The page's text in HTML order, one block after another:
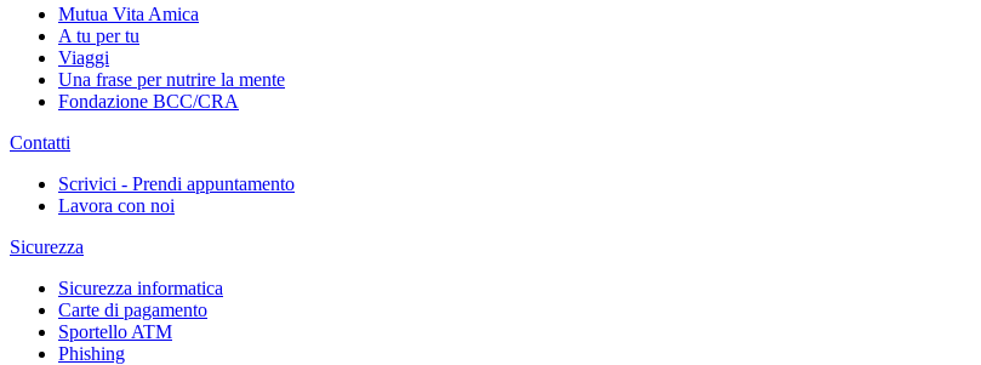
Mutua Vita Amica
A tu per tu
Viaggi
Una frase per nutrire la mente
Fondazione BCC/CRA
Contatti
Scrivici - Prendi appuntamento
Lavora con noi
Sicurezza
Sicurezza informatica
Carte di pagamento
Sportello ATM
Phishing